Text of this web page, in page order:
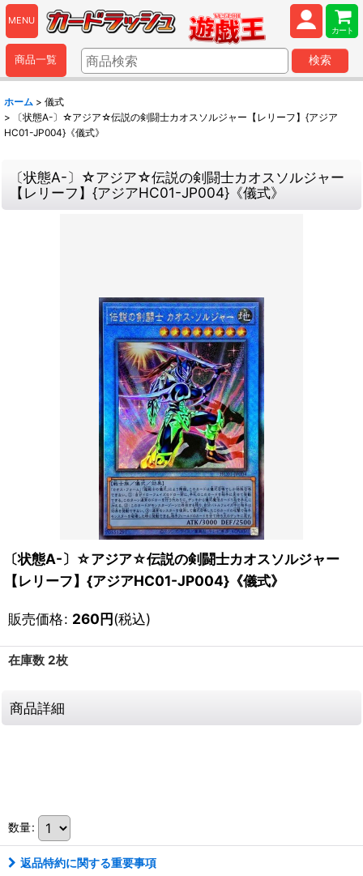
MENU
カート
商品一覧 検索
ホーム > 儀式
>
〔状態A-〕☆アジア☆伝説の剣闘士カオスソルジャー【レリーフ】{アジア
HC01-JP004}《儀式》
〔状態A-〕☆アジア☆伝説の剣闘士カオスソルジャー
【レリーフ】{アジアHC01-JP004}《儀式》
〔状態A-〕☆アジア☆伝説の剣闘士カオスソルジャー
【レリーフ】{アジアHC01-JP004}《儀式》
販売価格: 260円(税込)
在庫数 2枚
商品詳細
数量:
返品特約に関する重要事項